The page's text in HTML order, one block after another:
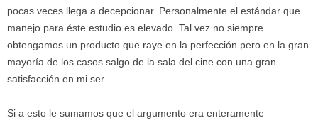
pocas veces llega a decepcionar. Personalmente el estándar que
manejo para éste estudio es elevado. Tal vez no siempre
obtengamos un producto que raye en la perfección pero en la gran
mayoría de los casos salgo de la sala del cine con una gran
satisfacción en mi ser.
Si a esto le sumamos que el argumento era enteramente